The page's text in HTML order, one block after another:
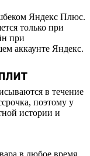
Яндекс Плюс.
только при
при
аккаунте Яндекс.
в течение
поэтому у
истории и
в любое время